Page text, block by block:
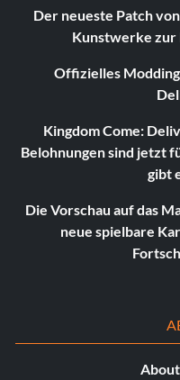
Der neueste Patch
Kunstwerke zur
Offizielles
Kingdom Come:
Belohnungen sind jetzt
gibt
Die Vorschau auf das
neue spielbare